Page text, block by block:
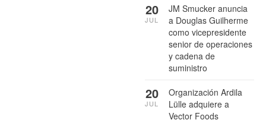
JM Smucker anuncia
a Douglas Guilherme
como vicepresidente
senior de operaciones
y cadena de
suministro
20
JUL
Organización Ardila
Lülle adquiere a
Vector Foods
20
JUL